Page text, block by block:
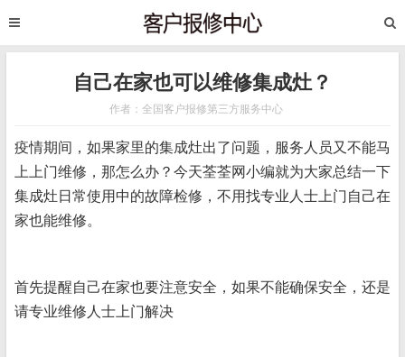
自己在家也可以维修集成灶？
作者：全国客户报修第三方服务中心
疫情期间，如果家里的集成灶出了问题，服务人员又不能马
上上门维修，那怎么办？今天荃荃网小编就为大家总结一下
集成灶日常使用中的故障检修，不用找专业人士上门自己在
家也能维修。
首先提醒自己在家也要注意安全，如果不能确保安全，还是
请专业维修人士上门解决